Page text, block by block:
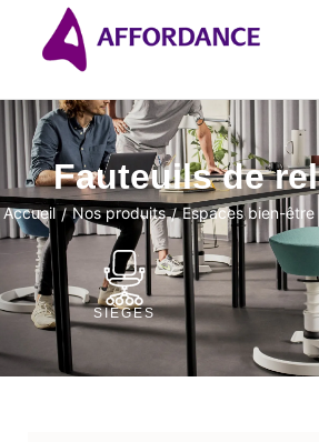
Fauteuils de
Accueil / Nos produits / Espaces bien-être
SIÈGES